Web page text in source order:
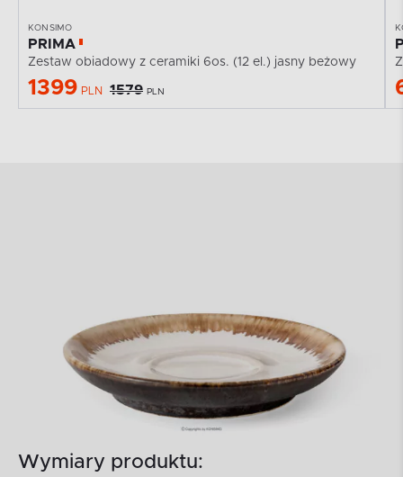
KONSIMO
PRIMA
Zestaw obiadowy z ceramiki 6os. (12 el.) jasny beżowy
1399 PLN 1579 PLN
Wymiary produktu: